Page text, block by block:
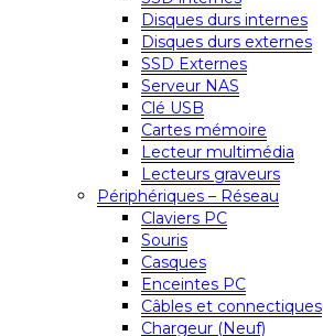
Disques durs internes
Disques durs externes
SSD Externes
Serveur NAS
Clé USB
Cartes mémoire
Lecteur multimédia
Lecteurs graveurs
Périphériques – Réseau
Claviers PC
Souris
Casques
Enceintes PC
Câbles et connectiques
Chargeur (Neuf)